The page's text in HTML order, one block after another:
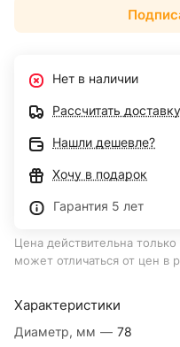
Характеристики
Диаметр, мм — 78
Нет в наличии
Рассчитать доставку
Нашли дешевле?
Хочу в подарок
Гарантия 5 лет
Цена действительна
может отличаться от цен в